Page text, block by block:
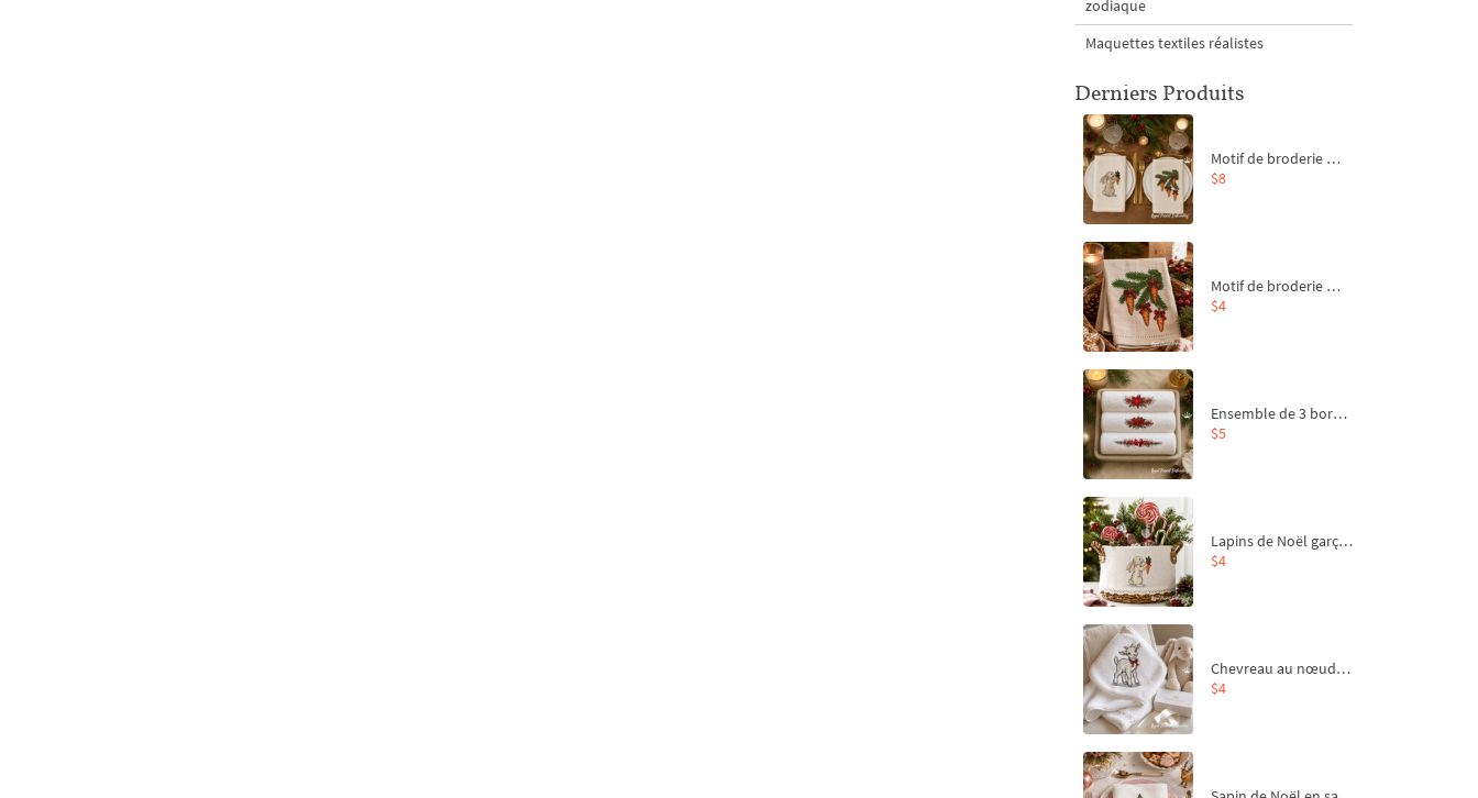
zodiaque
Maquettes textiles réalistes
Derniers Produits
Motif de broderie machine Branche de sapin et carottes - 4 tailles
$8
Motif de broderie machine Branche de sapin et carottes - 4 tailles
$4
Ensemble de 3 bordures de Noël pour broderie machine
$5
Lapins de Noël garçon et fille - 4 tailles
$4
Chevreau au nœud rouge – broderie machine, 4 tailles
$4